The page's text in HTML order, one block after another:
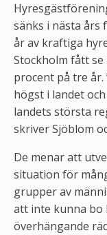
sänks i nästa års
år av kraftiga
Stockholm fått
procent på tre år.
högst i landet
landets största
skriver Sjöblom
De menar att
situation för
grupper av
att inte kunna bo
överhängande